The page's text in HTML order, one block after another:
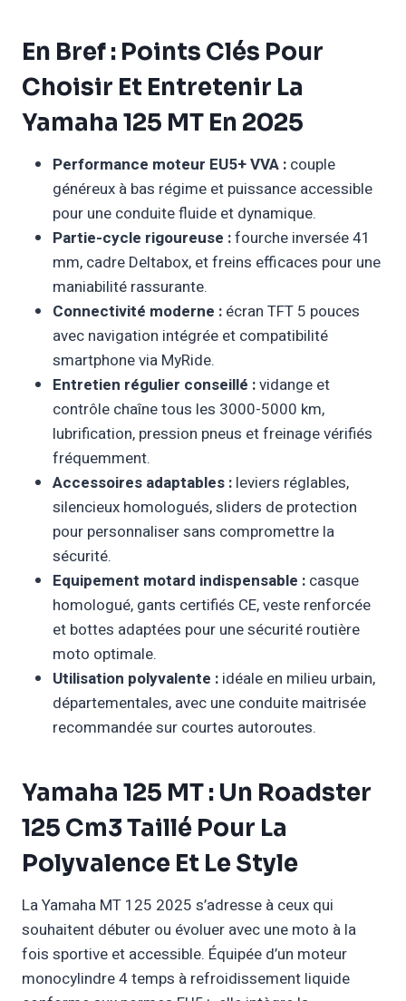
En Bref : Points Clés Pour
Choisir Et Entretenir La
Yamaha 125 MT En 2025
Performance moteur EU5+ VVA : couple
généreux à bas régime et puissance accessible
pour une conduite fluide et dynamique.
Partie-cycle rigoureuse :fourche inversée 41
mm, cadre Deltabox, et freins efficaces pour une
maniabilité rassurante.
Connectivité moderne : écran TFT 5 pouces
avec navigation intégrée et compatibilité
smartphone via MyRide.
Entretien régulier conseillé :vidange et
contrôle chaîne tous les 3000-5000 km,
lubrification, pression pneus et freinage vérifiés
fréquemment.
Accessoires adaptables : leviers réglables,
silencieux homologués, sliders de protection
pour personnaliser sans compromettre la
sécurité.
Equipement motard indispensable : casque
homologué, gants certifiés CE, veste renforcée
et bottes adaptées pour une sécurité routière
moto optimale.
Utilisation polyvalente : idéale en milieu urbain,
départementales, avec une conduite maitrisée
recommandée sur courtes autoroutes.
Yamaha 125 MT : Un Roadster
125 Cm3 Taillé Pour La
Polyvalence Et Le Style
La Yamaha MT 125 2025 s’adresse à ceux qui
souhaitent débuter ou évoluer avec une moto à la
fois sportive et accessible. Équipée d’un moteur
monocylindre 4 temps à refroidissement liquide